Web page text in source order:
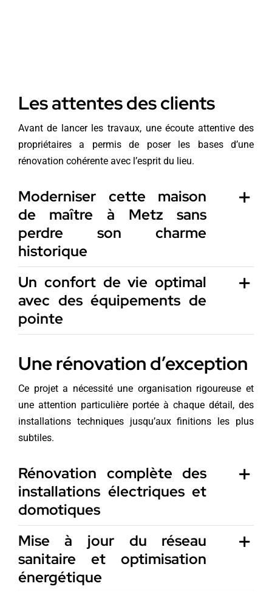
Les attentes des clients
Avant de lancer les travaux, une écoute attentive des
propriétaires a permis de poser les bases d’une
rénovation cohérente avec l’esprit du lieu.
Moderniser cette maison
de maître à Metz sans
perdre son charme
historique
Un confort de vie optimal
avec des équipements de
pointe
Une rénovation d’exception
Ce projet a nécessité une organisation rigoureuse et
une attention particulière portée à chaque détail, des
installations techniques jusqu’aux finitions les plus
subtiles.
Rénovation complète des
installations électriques et
domotiques
Mise à jour du réseau
sanitaire et optimisation
énergétique